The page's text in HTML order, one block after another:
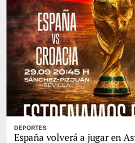
DEPORTES
España volverá a jugar en